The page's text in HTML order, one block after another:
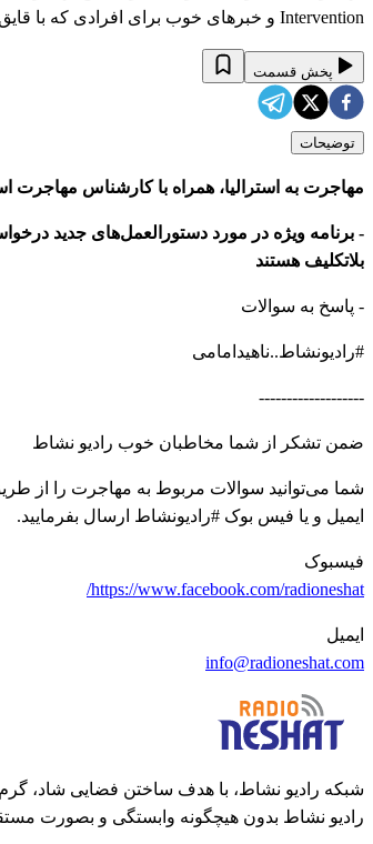
Intervention و خبرهای خوب برای افرادی که با قایق به استرالیا آمده و بلاتکلیف هستند/ - پاسخ به سوالات
پخش قسمت
توضیحات
مهاجرت به استرالیا، همراه با کارشناس مهاجرت
بلاتکلیف هستند
- پاسخ به سوالات
#رادیونشاط..ناهیدامامی
-------------------
ضمن تشکر از شما مخاطبان خوب رادیو نشاط
شما می‌توانید سوالات مربوط به مهاجرت را از
ایمیل و یا فیس بوک #رادیونشاط ارسال بفرمایید.
فیسبوک
https://www.facebook.com/radioneshat/
ایمیل
info@radioneshat.com
شبکه رادیو نشاط، با هدف ساختن فضایی شاد،
رادیو نشاط بدون هیچگونه وابستگی و بصورت